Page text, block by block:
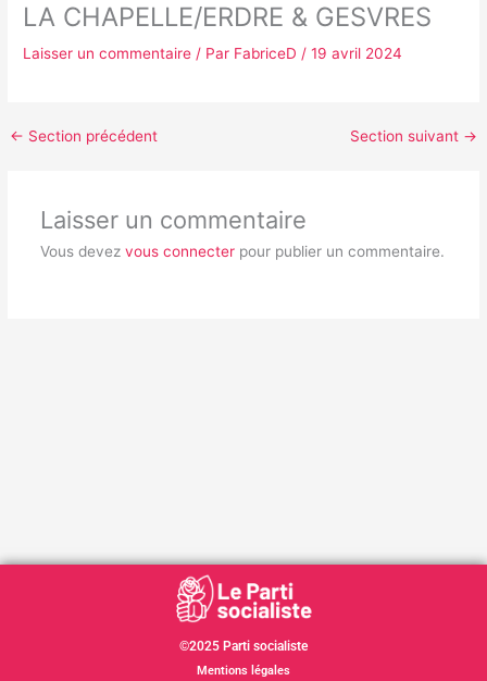
LA CHAPELLE/ERDRE & GESVRES
Laisser un commentaire / Par FabriceD/19 avril 2024
← Section précédent Section suivant →
Laisser un commentaire
Vous devez vous connecterpour publier un commentaire.
©2025 Parti socialiste
Mentions légales